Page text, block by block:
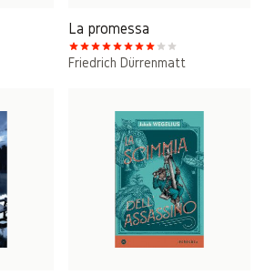
La promessa
Friedrich Dürrenmatt